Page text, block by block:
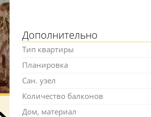
Дополнительно
Тип квартиры
Планировка
Сан. узел
Количество балконов
Дом, материал